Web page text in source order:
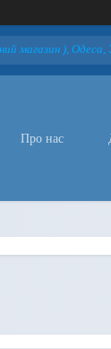
магазин ), Одеса,
Про нас